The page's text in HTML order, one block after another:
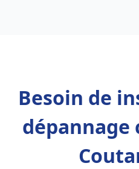
Besoin de
dépannage